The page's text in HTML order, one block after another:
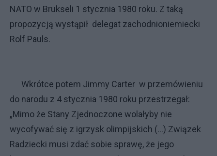
NATO w Brukseli 1 stycznia 1980 roku. Z taką
propozycją wystąpił delegat zachodnioniemiecki
Rolf Pauls.
Wkrótce potem Jimmy Carter w przemówieniu
do narodu z 4 stycznia 1980 roku przestrzegał:
„Mimo że Stany Zjednoczone wolałyby nie
wycofywać się z igrzysk olimpijskich (...) Związek
Radziecki musi zdać sobie sprawę, że jego